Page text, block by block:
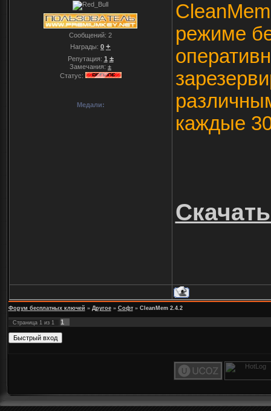
Сообщений: 2
Награды: 0 +
Репутация: 1 ±
Замечания: ±
Статус:
Медали:
режиме
каждые
Форум бесплатных ключей » Другое » Софт » CleanMem 2.4.2
Страница 1из 1 1